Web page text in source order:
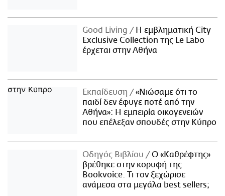
Good Living
Η εμβληματική City
Exclusive Collection της Le Labo
έρχεται στην Αθήνα
Εκπαίδευση
«Νιώσαμε ότι το
παιδί δεν έφυγε ποτέ από την
Αθήνα»: Η εμπειρία οικογενειών
που επέλεξαν σπουδές στην Κύπρο
Οδηγός Βιβλίου
Ο «Καθρέφτης»
βρέθηκε στην κορυφή της
Bookvoice. Τι τον ξεχώρισε
ανάμεσα στα μεγάλα best sellers;